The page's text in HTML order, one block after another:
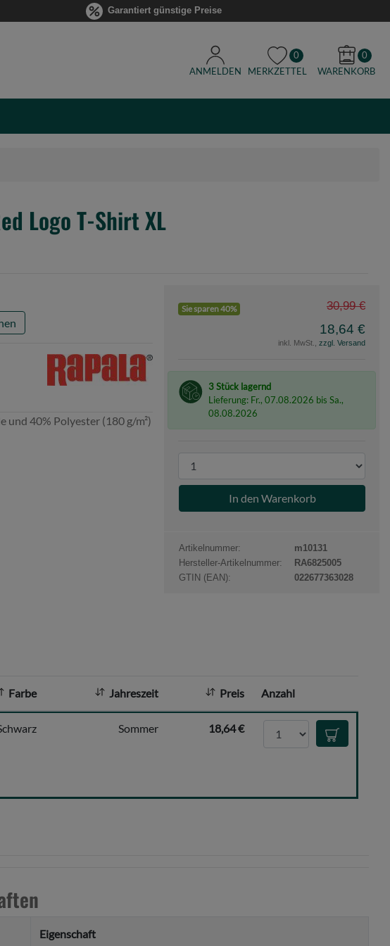
Garantiert günstige Preise
ANMELDEN
0
MERKZETTEL
0
WARENKORB
Logo T-Shirt XL
Rapala
und 40% Polyester (180 g/m²)
Sie sparen 40% 30,99 €
18,64 €
inkl. MwSt., zzgl. Versand
3 Stück lagernd
Lieferung: Fr., 07.08.2026 bis Sa.,
08.08.2026
r
d
k
t
a
Artikelnummer:
m10131
Hersteller-Artikelnummer:
RA6825005
GTIN (EAN):
022677363028
Farbe Jahreszeit Preis Anzahl
Sommer 18,64 € In den
Eigenschaft